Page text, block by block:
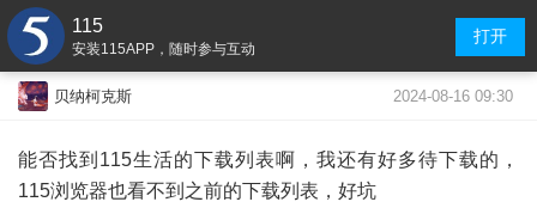
115
安装115APP，随时参与互动
打开
贝纳柯克斯 2024-08-16 09:30
能否找到115生活的下载列表啊，我还有好多待下载的，
115浏览器也看不到之前的下载列表，好坑